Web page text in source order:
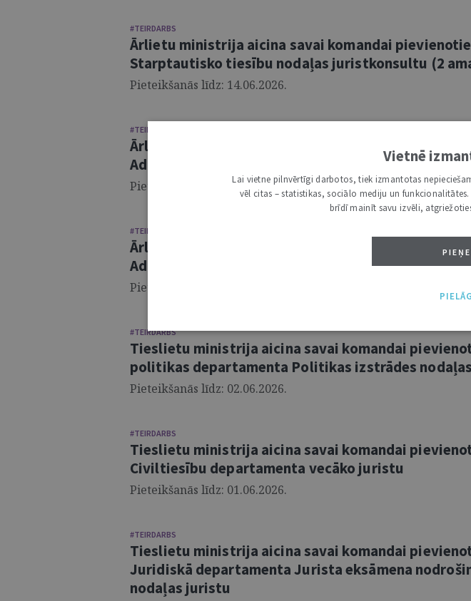
#TEIRDARBS
Ārlietu ministrija aicina savai komandai
Starptautisko tiesību nodaļas juristkonsultu (2
Pieteikšanās līdz: 14.06.2026.
#TEIRDARBS
Ārlietu ministrija aicina savai komandai pievienoties
Administratīvi tiesiskās nodaļas vecāko juristu
Pieteikšanās līdz: 14.06.2026.
#TEIRDARBS
Ārlietu ministrija aicina savā komandā pievienoties
Administratīvi tiesiskās nodaļas juristu (2 amata
Pieteikšanās līdz: 14.06.2026.
#TEIRDARBS
Tieslietu ministrija aicina savai komandai
politikas departamenta Politikas izstrādes
Pieteikšanās līdz: 02.06.2026.
#TEIRDARBS
Tieslietu ministrija aicina savai komandai
Civiltiesību departamenta vecāko juristu
Pieteikšanās līdz: 01.06.2026.
#TEIRDARBS
Tieslietu ministrija aicina savai komandai
Juridiskā departamenta Jurista eksāmena
nodaļas juristu
Vietnē
Lai vietne pilnvērtīgi darbotos, tiek izmantotas
vēl citas – statistikas, sociālo mediju un
brīdī mainīt savu izvēli,